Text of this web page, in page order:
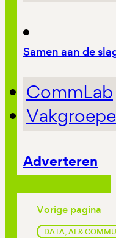
Samen aan de
CommLab
Adverteren
Vorige pagina
DATA, AI &